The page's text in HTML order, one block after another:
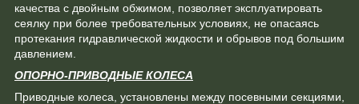
качества с двойным обжимом, позволяет эксплуатировать
сеялку при более требовательных условиях, не опасаясь
протекания гидравлической жидкости и обрывов под большим
давлением.
ОПОРНО-ПРИВОДНЫЕ КОЛЕСА
Приводные колеса, установлены между посевными секциями,